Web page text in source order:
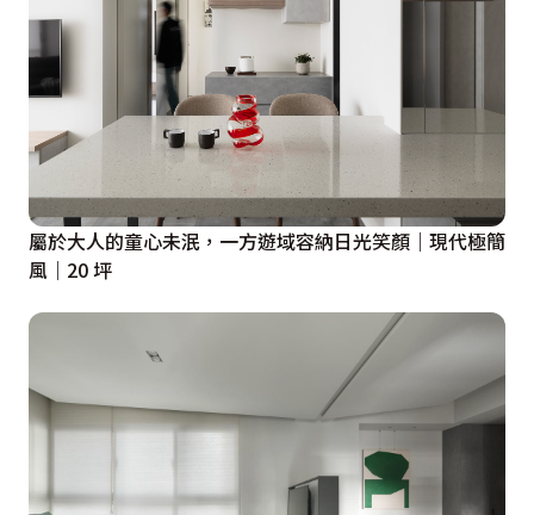
屬於大人的童心未泯，一方遊域容納日光笑顏｜現代極簡
風｜20 坪